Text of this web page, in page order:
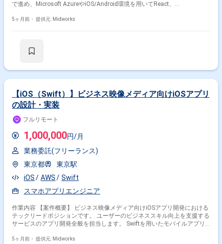
で進め、Microsoft AzureやiOS/Android環境を用いてReact、
た設計・製造・テストを行います。タスク管理やコミュニケーションツー
単体・結合テストの実施 ・タスク管理ツール（Backlog、GitHub）を用い
5ヶ月前・ 提供元: Midworks
【iOS（Swift）】ビジネス映像メディア向けiOSアプリ
の設計・実装
フルリモート
1,000,000円/月
業務委託(フリーランス)
東京都
東京駅
iOS
AWS
Swift
スマホアプリエンジニア
作業内容 【案件概要】 ビジネス映像メディア向けiOSアプリ開発における
テックリードポジションです。 ユーザーのビジネススキル向上を支援する
サービスのアプリ開発全般を担当します。 Swiftを用いたモバイルアプリ
応します。 フルリモート環境で、技術面をリードしながら品質向上と開発
5ヶ月前・ 提供元: Midworks
特徴で絞り込む
その他の条件で検索する
iOS Kotlin Android Java Objective-C
AWS
React
MySQL
その他の職種から探す
スマホアプリエンジニア
ネイティブアプリエンジニア
サーバーサイドエンジニア